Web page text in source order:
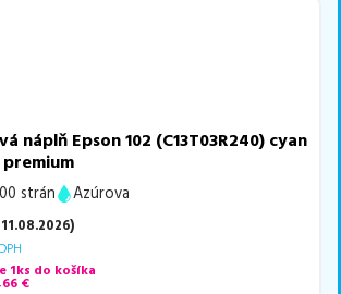
náplň Epson 102 (C13T03R240) cyan
strán
Azúrova
11.08.2026)
1ks do košíka
€